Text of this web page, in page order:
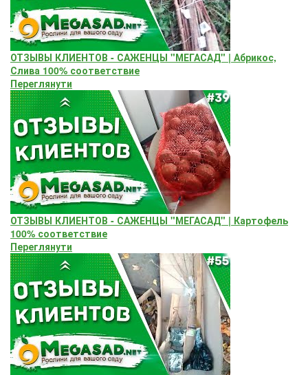
ОТЗЫВЫ КЛИЕНТОВ - САЖЕНЦЫ "МЕГАСАД" | Абрикос,
Слива 100% соответствие
Переглянути
ОТЗЫВЫ КЛИЕНТОВ - САЖЕНЦЫ "МЕГАСАД" | Картофель
100% соответствие
Переглянути